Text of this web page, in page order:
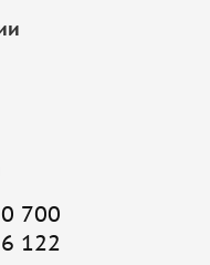
700
122